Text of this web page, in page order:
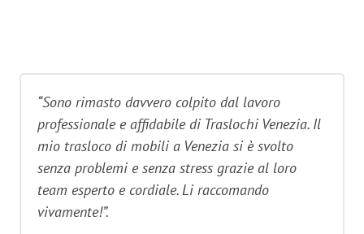
“Sono rimasto davvero colpito dal lavoro
professionale e affidabile di Traslochi Venezia. Il
mio trasloco di mobili a Venezia si è svolto
senza problemi e senza stress grazie al loro
team esperto e cordiale. Li raccomando
vivamente!”.